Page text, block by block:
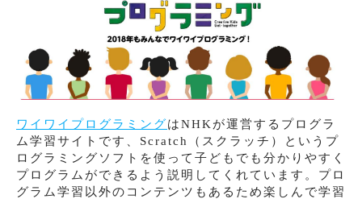
ワイワイプログラミングはNHKが運営するプログラ
ム学習サイトです、Scratch（スクラッチ）というプ
ログラミングソフトを使って子どもでも分かりやすく
プログラムができるよう説明してくれています。プロ
グラム学習以外のコンテンツもあるため楽しんで学習